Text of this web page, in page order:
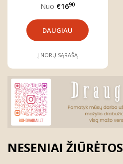
Nuo €1690
DAUGIAU
Į NORŲ SĄRAŠĄ
NESENIAI ŽIŪRĖTOS